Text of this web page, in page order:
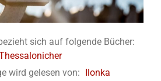
sich auf folgende Bücher:
wird gelesen von: Ilonka